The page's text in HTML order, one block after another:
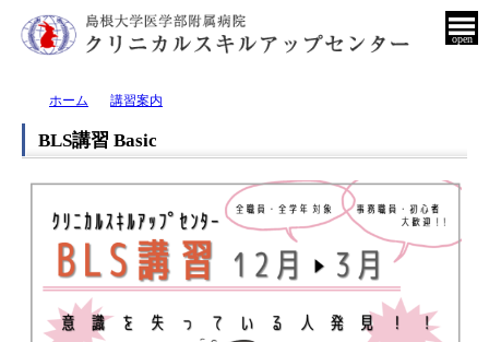
open
ホーム 講習案内
BLS講習 Basic